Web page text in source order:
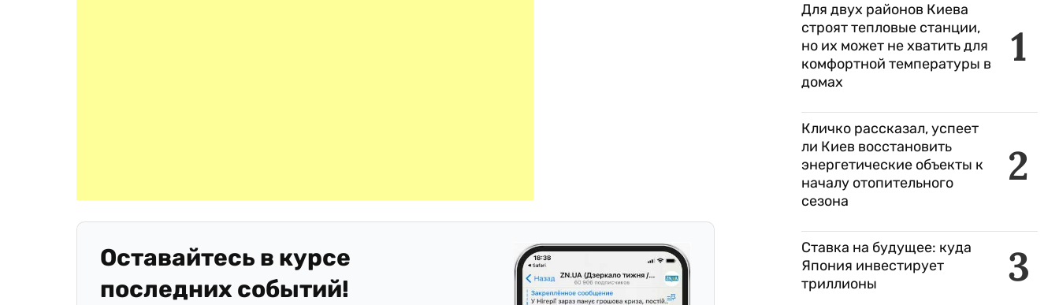
Оставайтесь в курсе
последних событий!
1
Для двух районов Киева
строят тепловые станции,
но их может не хватить для
комфортной температуры в
домах
2
Кличко рассказал, успеет
ли Киев восстановить
энергетические объекты к
началу отопительного
сезона
3
Ставка на будущее: куда
Япония инвестирует
триллионы